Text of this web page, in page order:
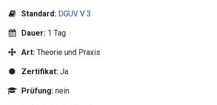
Standard: DGUV V 3
Dauer: 1 Tag
Art: Theorie und Praxis
Zertifikat: Ja
Prüfung: nein